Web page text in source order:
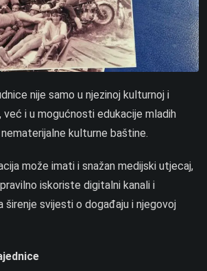
nije samo u njezinoj kulturnoj i
i u mogućnosti edukacije mladih
kulturne baštine.
može imati i snažan medijski utjecaj,
iskoriste digitalni kanali i
širenje svijesti o događaju i njegovoj